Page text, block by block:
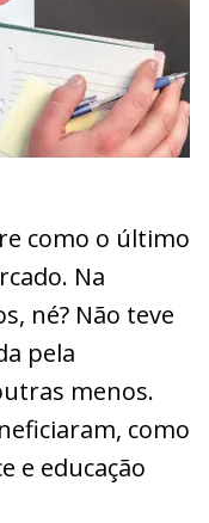
como o último
Na
né? Não teve
pela
menos.
como
e educação